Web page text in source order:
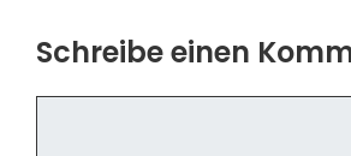
Schreibe einen